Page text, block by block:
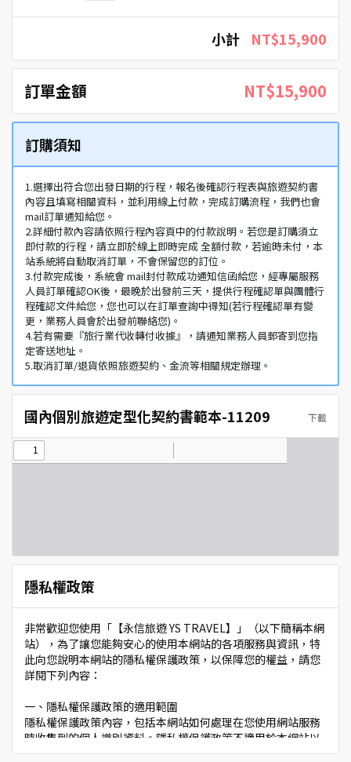
小計 NT$15,900
訂單金額 NT$15,900
訂購須知
1.選擇出符合您出發日期的行程，報名後確認行程表與旅遊契約書
內容且填寫相關資料，並利用線上付款，完成訂購流程，我們也會
mail訂單通知給您。
2.詳細付款內容請依照行程內容頁中的付款說明。若您是訂購須立
即付款的行程，請立即於線上即時完成 全額付款，若逾時未付，本
站系統將自動取消訂單，不會保留您的訂位。
3.付款完成後，系統會 mail封付款成功通知信函給您，經專屬服務
人員訂單確認OK後，最晚於出發前三天，提供行程確認單與團體行
程確認文件給您，您也可以在訂單查詢中得知(若行程確認單有變
更，業務人員會於出發前聯絡您)。
4.若有需要『旅行業代收轉付收據』，請通知業務人員郵寄到您指
定寄送地址。
5.取消訂單/退貨依照旅遊契約、金流等相關規定辦理。
國內個別旅遊定型化契約書範本-11209 下載
隱私權政策
非常歡迎您使用「【永信旅遊 YS TRAVEL】」（以下簡稱本網
站），為了讓您能夠安心的使用本網站的各項服務與資訊，特
此向您說明本網站的隱私權保護政策，以保障您的權益，請您
詳閱下列內容：
一、隱私權保護政策的適用範圍
隱私權保護政策內容，包括本網站如何處理在您使用網站服務
時收集到的個人識別資料。隱私權保護政策不適用於本網站以
外的相關連結網站，也不適用於非本網站所委託或參與管理的